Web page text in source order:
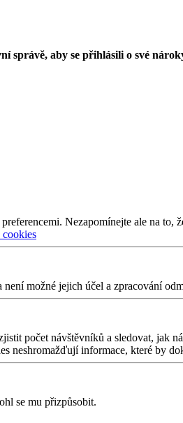
správě, aby se přihlásili o své
Nezapomínejte ale na
možné jejich účel a zpracování
počet návštěvníků a sledovat, jak
neshromažďují informace, které by
se mu přizpůsobit.